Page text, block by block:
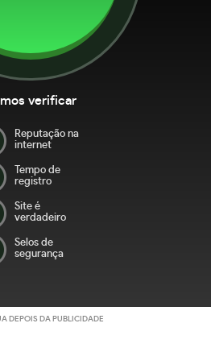
verificar
Reputação na
internet
Tempo de
registro
Site é
verdadeiro
Selos de
segurança
DEPOIS DA PUBLICIDADE